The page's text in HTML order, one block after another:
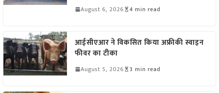
August 6, 2026 4 min read
आईसीएआर ने विकसित किया अफ्रीकी स्वाइन
फीवर का टीका
August 5, 2026 3 min read